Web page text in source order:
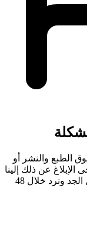
الطبع والنشر أو
عن ذلك إلينا
على الفور. نحن نأخذ جميع التقارير على محمل الجد ونرد خلال 48